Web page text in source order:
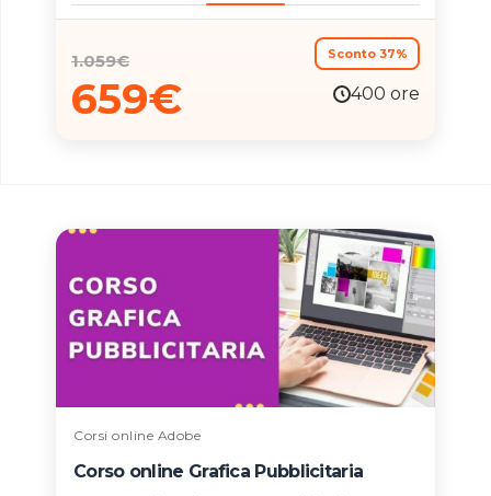
grafico sono infatti tra le più richieste. Sono
una skill vincente sia nell’ambito della
comunicazione visiva in generale che
nell’ambito del Digital Marketing in
particolare.
1.059€
659€
Sconto 37%
400 ore
Corsi online Adobe
Corso online Grafica Pubblicitaria